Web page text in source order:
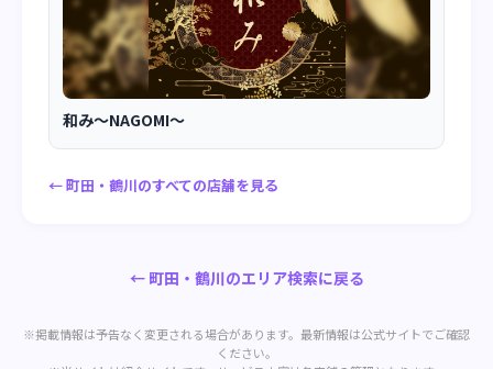
和み～NAGOMI～
← 町田・鶴川のすべての店舗を見る
← 町田・鶴川のエリア検索に戻る
※掲載情報は予告なく変更される場合があります。最新情報は公式サイトでご確認
ください。